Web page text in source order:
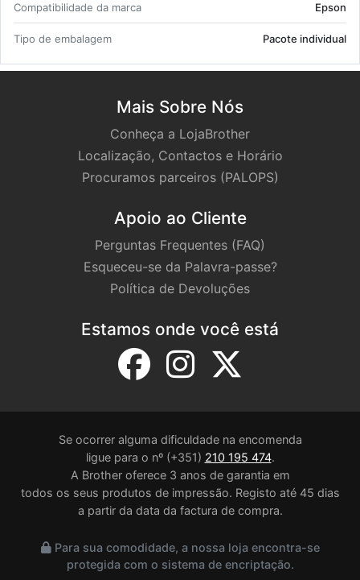
Com­pa­ti­bi­li­dade da marca Epson
Tipo de em­ba­lagem Pa­cote in­di­vi­dual
Mais Sobre Nós
Conheça a LojaBrother
Localização, Contactos e Horário
Procuramos parceiros (PALOPS)
Apoio ao Cliente
Perguntas Frequentes (FAQ)
Esqueceu-se da Palavra-passe?
Política de Devoluções
Estamos onde você está
Se ocorrer alguma dificuldade na encomenda
ligue para o nº (+351) 210 195 474.
A Brother oferece 3 anos de garantia em
todos os seus produtos de impressão. Registo até 45 dias
a partir da data da factura de compra.
Para sua comodidade, a nossa loja encontra-se
protegida com o sistema de encriptação.